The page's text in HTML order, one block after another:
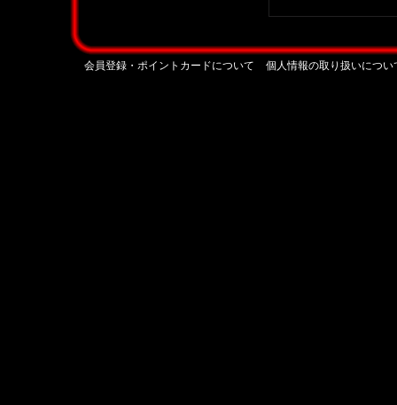
会員登録・ポイントカードについて 個人情報の取り扱いについ